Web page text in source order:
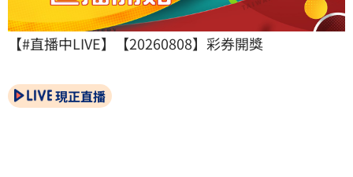
【#直播中LIVE】【20260808】彩券開獎
現正直播